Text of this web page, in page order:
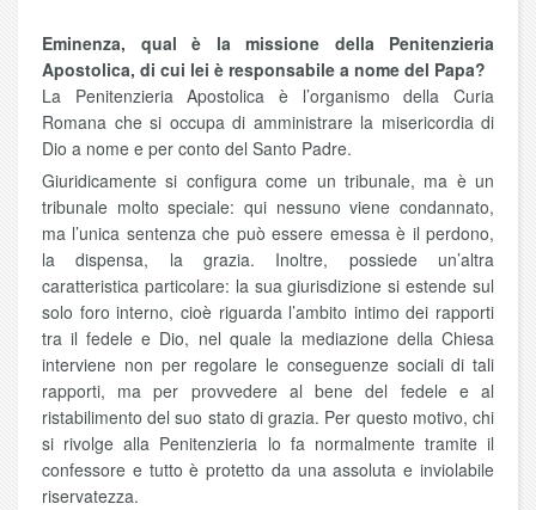
Eminenza, qual è la missione della Penitenzieria
Apostolica, di cui lei è responsabile a nome del Papa?
La Penitenzieria Apostolica è l’organismo della Curia
Romana che si occupa di amministrare la misericordia di
Dio a nome e per conto del Santo Padre.
Giuridicamente si configura come un tribunale, ma è un
tribunale molto speciale: qui nessuno viene condannato,
ma l’unica sentenza che può essere emessa è il perdono,
la dispensa, la grazia. Inoltre, possiede un’altra
caratteristica particolare: la sua giurisdizione si estende sul
solo foro interno, cioè riguarda l’ambito intimo dei rapporti
tra il fedele e Dio, nel quale la mediazione della Chiesa
interviene non per regolare le conseguenze sociali di tali
rapporti, ma per provvedere al bene del fedele e al
ristabilimento del suo stato di grazia. Per questo motivo, chi
si rivolge alla Penitenzieria lo fa normalmente tramite il
confessore e tutto è protetto da una assoluta e inviolabile
riservatezza.